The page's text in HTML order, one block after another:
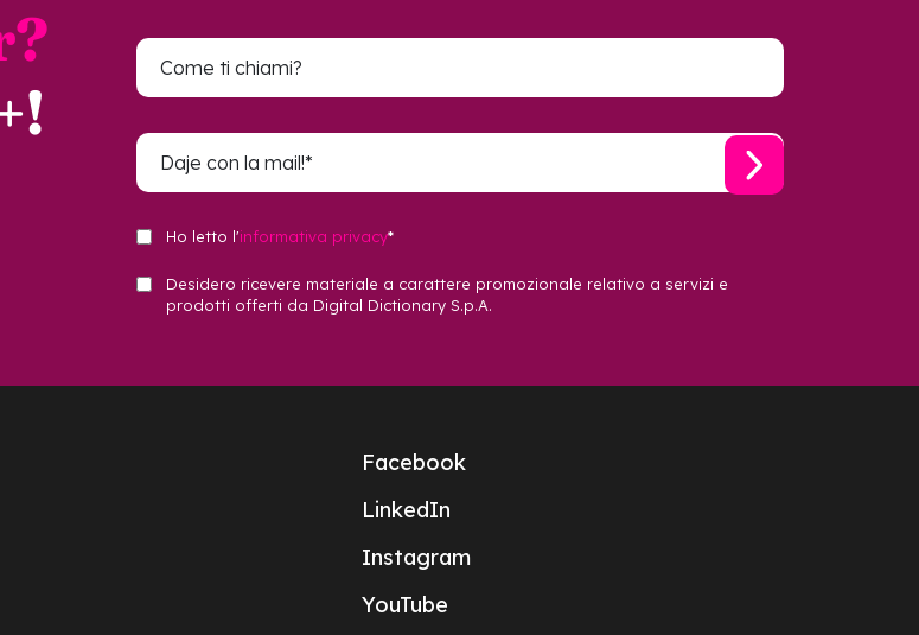
Ho letto l'informativa privacy*
Desidero ricevere materiale a carattere promozionale relativo a servizi e
prodotti offerti da Digital Dictionary S.p.A.
Facebook
LinkedIn
Instagram
YouTube